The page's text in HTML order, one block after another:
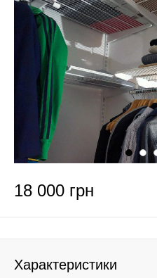
18 000 грн
Характеристики